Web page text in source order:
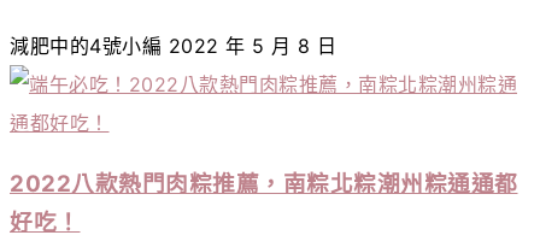
減肥中的4號小編 2022 年 5 月 8 日
2022八款熱門肉粽推薦，南粽北粽潮州粽通通都
好吃！